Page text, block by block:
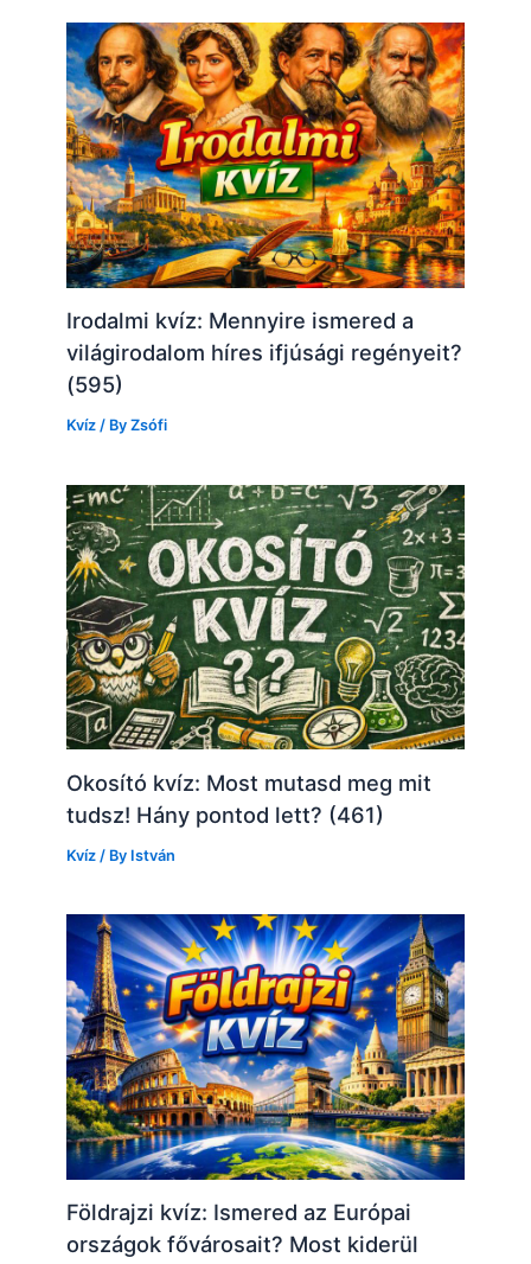
Irodalmi kvíz: Mennyire ismered a
világirodalom híres ifjúsági regényeit?
(595)
Kvíz / ByZsófi
Okosító kvíz: Most mutasd meg mit
tudsz! Hány pontod lett? (461)
Kvíz / By István
Földrajzi kvíz: Ismered az Európai
országok fővárosait? Most kiderül